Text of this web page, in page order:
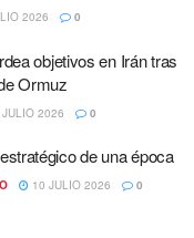
2026 0
objetivos en Irán tras
Ormuz
2026 0
de una época
10 JULIO 2026 0